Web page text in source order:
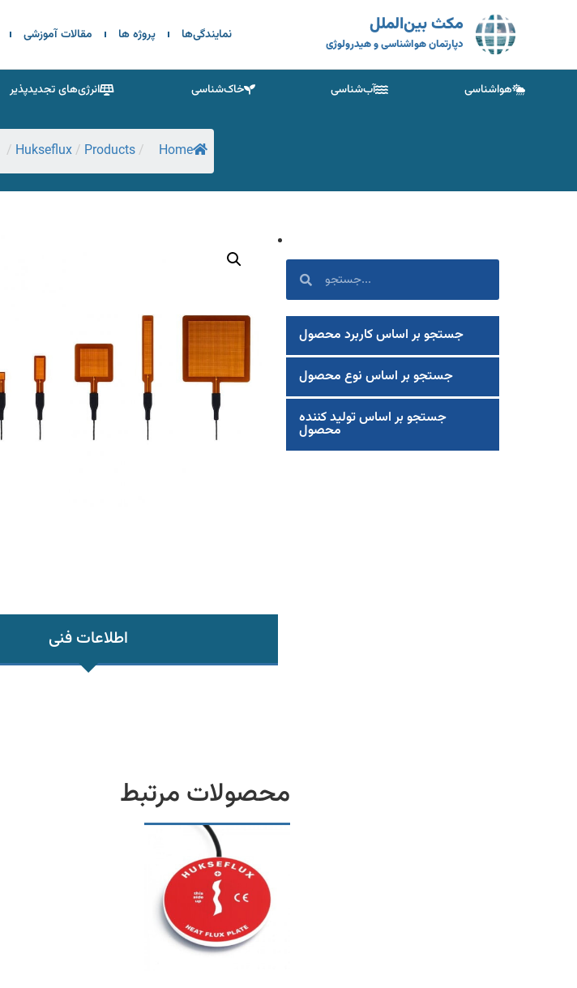
نمایندگی‌ها پروژه ها مقالات آموزشی مکث بین‌الملل
دپارتمان هواشناسی و هیدرولوژی
انرژی‌های تجدیدپذیر خاک‌شناسی آب‌شناسی هواشناسی
Home
/
Products
/
Hukseflux
/
جستجو بر اساس کاربرد محصول
جستجو بر اساس نوع محصول
جستجو بر اساس تولید کننده
محصول
اطلاعات فنی
محصولات مرتبط